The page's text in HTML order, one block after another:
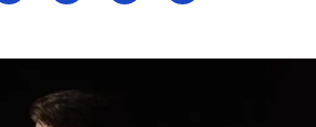
en
en
en
en